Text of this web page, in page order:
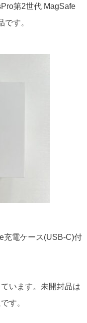
第2世代 MagSafe
す。
充電ケース(USB-C)付
います。未開封品は
す。